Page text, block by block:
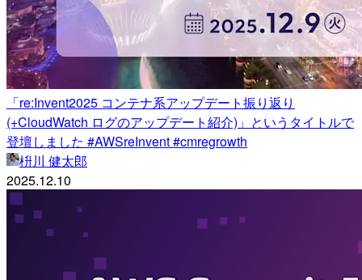
「re:Invent2025 コンテナ系アップデート振り返り
(+CloudWatch ログのアップデート紹介)」というタイトルで
登壇しました #AWSreInvent #cmregrowth
枡川 健太郎
2025.12.10